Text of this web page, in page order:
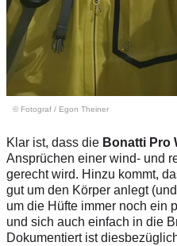
© Fotograf / Egon Theiner
Klar ist, dass die Bonatti Pro
Ansprüchen einer wind- und
gerecht wird. Hinzu kommt,
gut um den Körper anlegt
um die Hüfte immer noch ein
und sich auch einfach in die
Dokumentiert ist